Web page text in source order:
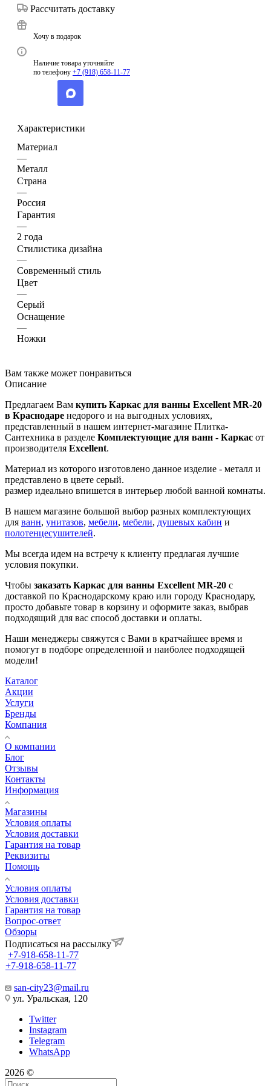
Рассчитать доставку
Хочу в подарок
Наличие товара уточняйте
по телефону +7 (918) 658-11-77
Характеристики
Материал
—
Металл
Страна
—
Россия
Гарантия
—
2 года
Стилистика дизайна
—
Современный стиль
Цвет
—
Серый
Оснащение
—
Ножки
Вам также может понравиться
Описание
Предлагаем Вам купить Каркас для ванны Excellent MR-20
в Краснодаре недорого и на выгодных условиях,
представленный в нашем интернет-магазине Плитка-
Сантехника в разделе Комплектующие для ванн - Каркас от
производителя Excellent.
Материал из которого изготовлено данное изделие - металл и
представлено в цвете серый.
размер идеально впишется в интерьер любой ванной комнаты.
В нашем магазине большой выбор разных комплектующих
для ванн, унитазов, мебели, мебели, душевых кабин и
полотенцесушителей.
Мы всегда идем на встречу к клиенту предлагая лучшие
условия покупки.
Чтобы заказать Каркас для ванны Excellent MR-20 с
доставкой по Краснодарскому краю или городу Краснодару,
просто добавьте товар в корзину и оформите заказ, выбрав
подходящий для вас способ доставки и оплаты.
Наши менеджеры свяжутся с Вами в кратчайшее время и
помогут в подборе определенной и наиболее подходящей
модели!
Каталог
Акции
Услуги
Бренды
Компания
О компании
Блог
Отзывы
Контакты
Информация
Магазины
Условия оплаты
Условия доставки
Гарантия на товар
Реквизиты
Помощь
Условия оплаты
Условия доставки
Гарантия на товар
Вопрос-ответ
Обзоры
Подписаться на рассылку
+7-918-658-11-77
+7-918-658-11-77
san-city23@mail.ru
ул. Уральская, 120
Twitter
Instagram
Telegram
WhatsApp
2026 ©